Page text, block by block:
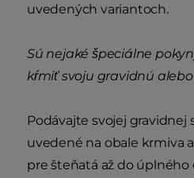
uvedených variantoch.
Sú nejaké špeciálne
kŕmiť svoju gravidnú
Podávajte svojej gravidnej
uvedené na obale krmiva
pre šteňatá až do